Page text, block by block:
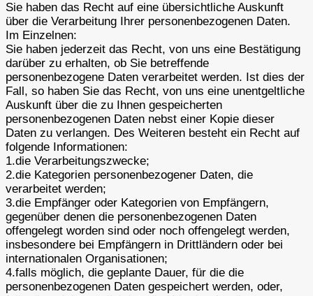
Sie haben das Recht auf eine übersichtliche Auskunft
über die Verarbeitung Ihrer personenbezogenen Daten.
Im Einzelnen:
Sie haben jederzeit das Recht, von uns eine Bestätigung
darüber zu erhalten, ob Sie betreffende
personenbezogene Daten verarbeitet werden. Ist dies der
Fall, so haben Sie das Recht, von uns eine unentgeltliche
Auskunft über die zu Ihnen gespeicherten
personenbezogenen Daten nebst einer Kopie dieser
Daten zu verlangen. Des Weiteren besteht ein Recht auf
folgende Informationen:
1.die Verarbeitungszwecke;
2.die Kategorien personenbezogener Daten, die
verarbeitet werden;
3.die Empfänger oder Kategorien von Empfängern,
gegenüber denen die personenbezogenen Daten
offengelegt worden sind oder noch offengelegt werden,
insbesondere bei Empfängern in Drittländern oder bei
internationalen Organisationen;
4.falls möglich, die geplante Dauer, für die die
personenbezogenen Daten gespeichert werden, oder,